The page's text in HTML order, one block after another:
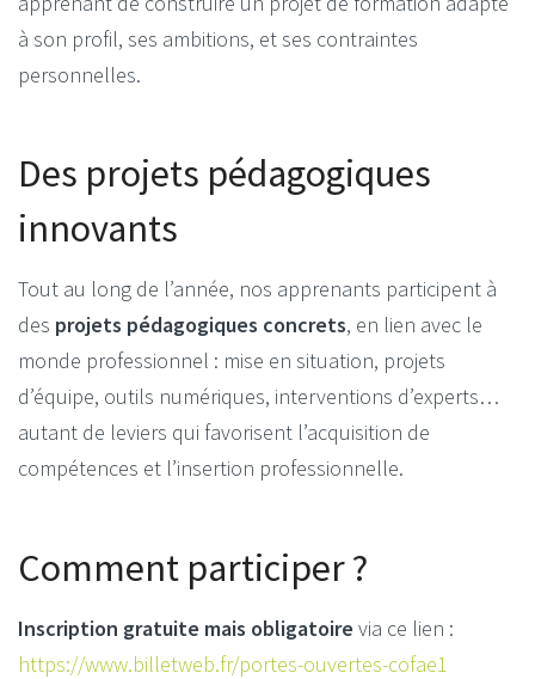
à son profil, ses ambitions, et ses contraintes
personnelles.
Des projets pédagogiques
innovants
Tout au long de l’année, nos apprenants participent à
des projets pédagogiques concrets, en lien avec le
monde professionnel : mise en situation, projets
d’équipe, outils numériques, interventions d’experts…
autant de leviers qui favorisent l’acquisition de
compétences et l’insertion professionnelle.
Comment participer ?
Inscription gratuite mais obligatoire via ce lien :
https://www.billetweb.fr/portes-ouvertes-cofae1